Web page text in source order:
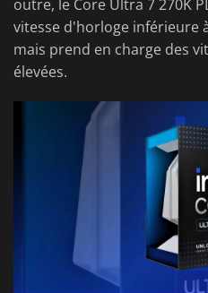
outre, le Core Ultra 7 270K
vitesse d'horloge inférieure
mais prend en charge des
élevées.